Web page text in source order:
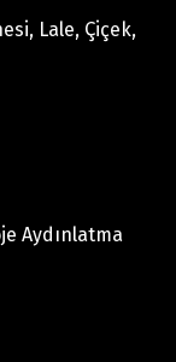
Lale, Çiçek,
Aydınlatma